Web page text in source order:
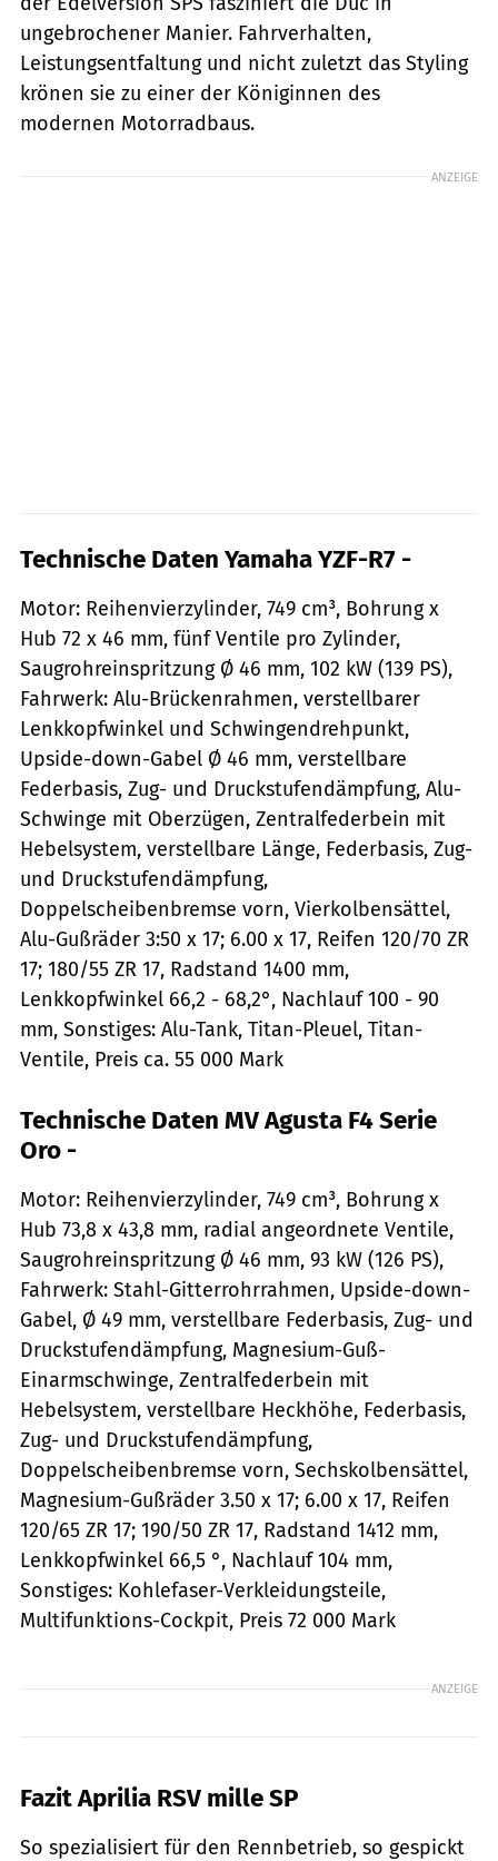
ungebrochener Manier. Fahrverhalten,
Leistungsentfaltung und nicht zuletzt das Styling
krönen sie zu einer der Königinnen des
modernen Motorradbaus.
ANZEIGE
Technische Daten Yamaha YZF-R7 -
Motor: Reihenvierzylinder, 749 cm³, Bohrung x
Hub 72 x 46 mm, fünf Ventile pro Zylinder,
Saugrohreinspritzung Ø 46 mm, 102 kW (139 PS),
Fahrwerk: Alu-Brückenrahmen, verstellbarer
Lenkkopfwinkel und Schwingendrehpunkt,
Upside-down-Gabel Ø 46 mm, verstellbare
Federbasis, Zug- und Druckstufendämpfung, Alu-
Schwinge mit Oberzügen, Zentralfederbein mit
Hebelsystem, verstellbare Länge, Federbasis, Zug-
und Druckstufendämpfung,
Doppelscheibenbremse vorn, Vierkolbensättel,
Alu-Gußräder 3:50 x 17; 6.00 x 17, Reifen 120/70 ZR
17; 180/55 ZR 17, Radstand 1400 mm,
Lenkkopfwinkel 66,2 - 68,2°, Nachlauf 100 - 90
mm, Sonstiges: Alu-Tank, Titan-Pleuel, Titan-
Ventile, Preis ca. 55 000 Mark
Technische Daten MV Agusta F4 Serie
Oro -
Motor: Reihenvierzylinder, 749 cm³, Bohrung x
Hub 73,8 x 43,8 mm, radial angeordnete Ventile,
Saugrohreinspritzung Ø 46 mm, 93 kW (126 PS),
Fahrwerk: Stahl-Gitterrohrrahmen, Upside-down-
Gabel, Ø 49 mm, verstellbare Federbasis, Zug- und
Druckstufendämpfung, Magnesium-Guß-
Einarmschwinge, Zentralfederbein mit
Hebelsystem, verstellbare Heckhöhe, Federbasis,
Zug- und Druckstufendämpfung,
Doppelscheibenbremse vorn, Sechskolbensättel,
Magnesium-Gußräder 3.50 x 17; 6.00 x 17, Reifen
120/65 ZR 17; 190/50 ZR 17, Radstand 1412 mm,
Lenkkopfwinkel 66,5 °, Nachlauf 104 mm,
Sonstiges: Kohlefaser-Verkleidungsteile,
Multifunktions-Cockpit, Preis 72 000 Mark
ANZEIGE
Fazit Aprilia RSV mille SP
So spezialisiert für den Rennbetrieb, so gespickt